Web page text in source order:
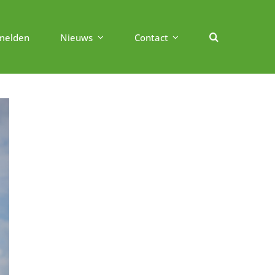
Nieuws Contact